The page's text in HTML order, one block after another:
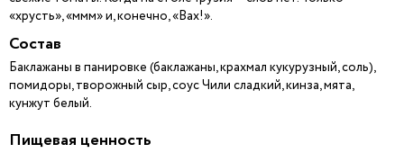
«хрусть», «ммм» и, конечно, «Вах!».
Состав
Баклажаны в панировке (баклажаны, крахмал кукурузный, соль),
помидоры, творожный сыр, соус Чили сладкий, кинза, мята,
кунжут белый.
Пищевая ценность